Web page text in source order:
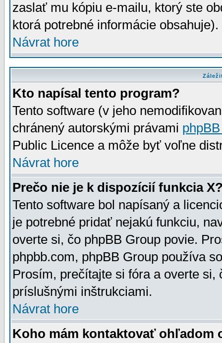
zaslať mu kópiu e-mailu, ktorý ste
ktorá potrebné informácie
Návrat hore
Kto napísal tento program?
Tento software (v jeho
chránený autorskými právami
Public Licence a môže byť voľne
Návrat hore
Prečo nie je k dispozícií funkcia
Tento software bol napísaný a
je potrebné pridať nejakú funkciu,
overte si, čo phpBB Group povie.
phpbb.com, phpBB Group používa
Prosím, prečítajte si fóra a overte
príslušnými inštrukciami.
Návrat hore
Koho mám kontaktovať ohľadom